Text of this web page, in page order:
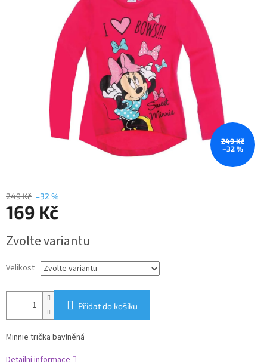
249 Kč
–32 %
249 Kč –32 %
169 Kč
cena:
Zvolte variantu
Velikost
Přidat do košíku
Minnie trička bavlněná
Detailní informace